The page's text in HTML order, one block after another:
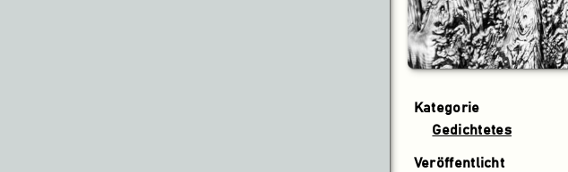
Kategorie
Gedichtetes
Veröffentlicht